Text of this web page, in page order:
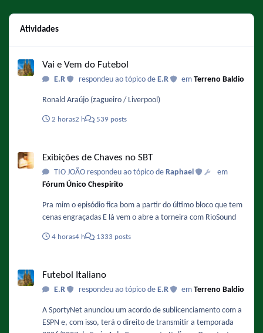
Atividades
Vai e Vem do Futebol
E.R respondeu ao tópico de E.R emTerreno Baldio
Ronald Araújo (zagueiro / Liverpool)
2 horas2 h 539 posts
Exibições de Chaves no SBT
TIO JOÃO respondeu ao tópico de Raphael
em
Fórum Único Chespirito
Pra mim o episódio fica bom a partir do último bloco que tem
cenas engraçadas E lá vem o abre a torneira com RioSound
4 horas4 h 1333 posts
Futebol Italiano
E.R respondeu ao tópico de E.R emTerreno Baldio
A SportyNet anunciou um acordo de sublicenciamento com a
ESPN e, com isso, terá o direito de transmitir a temporada